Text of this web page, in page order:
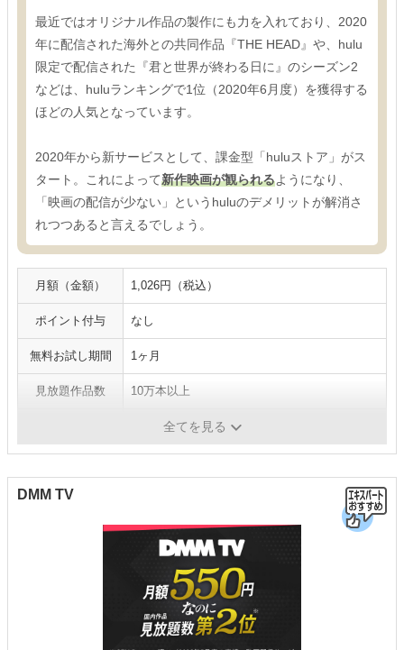
最近ではオリジナル作品の製作にも力を入れており、2020
年に配信された海外との共同作品『THE HEAD』や、hulu
限定で配信された『君と世界が終わる日に』のシーズン2
などは、huluランキングで1位（2020年6月度）を獲得する
ほどの人気となっています。
2020年から新サービスとして、課金型「huluストア」がス
タート。これによって新作映画が観られるようになり、
「映画の配信が少ない」というhuluのデメリットが解消さ
れつつあると言えるでしょう。
月額（金額） 1,026円（税込）
ポイント付与 なし
無料お試し期間 1ヶ月
見放題作品数 10万本以上
全てを見る
DMM TV